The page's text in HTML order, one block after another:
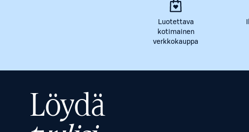
Luotettava
kotimainen
verkkokauppa
Löydä